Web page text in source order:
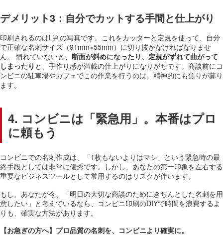
デメリット3：自分でカットする手間と仕上がり
印刷されるのはL判の写真です。これをカッターと定規を使って、自分
で正確な名刺サイズ（91mm×55mm）に切り抜かなければなりませ
ん。 慣れていないと、 断面が斜めになったり、定規がずれて曲がって
しまったり と、手作り感が満載の仕上がりになりがちです。商談前にコ
ンビニの駐車場やカフェでこの作業を行うのは、精神的にも焦りが募り
ます。
4. コンビニは「緊急用」。本番はプロ
に頼もう
コンビニでの名刺作成は、「1枚もないよりはマシ」という緊急時の最
終手段としては非常に優秀です。しかし、あなたの第一印象を左右する
重要なビジネスツールとして常用するのはリスクが伴います。
もし、あなたが今、「明日の大切な商談のためにきちんとした名刺を用
意したい」と考えているなら、コンビニ印刷のDIYで時間を浪費するよ
りも、確実な方法があります。
【お急ぎの方へ】プロ品質の名刺を、コンビニより確実に。